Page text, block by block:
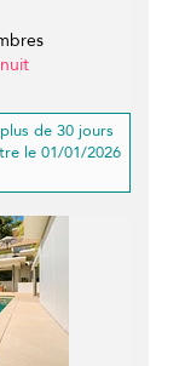
de 30 jours
le 01/01/2026